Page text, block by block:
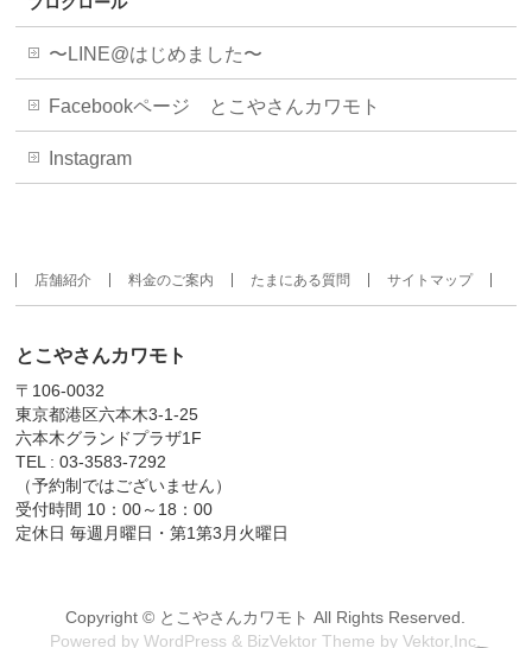
〜LINE@はじめました〜
Facebookページ とこやさんカワモト
Instagram
店舗紹介 料金のご案内 たまにある質問 サイトマップ
とこやさんカワモト
〒106-0032
東京都港区六本木3-1-25
六本木グランドプラザ1F
TEL : 03-3583-7292
（予約制ではございません）
受付時間 10：00～18：00
定休日 毎週月曜日・第1第3月火曜日
Copyright © とこやさんカワモト All Rights Reserved.
Powered byWordPress & BizVektor Theme byVektor,Inc.